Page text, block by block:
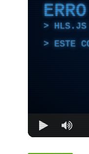
ERRO
HLS.JS
ESTE